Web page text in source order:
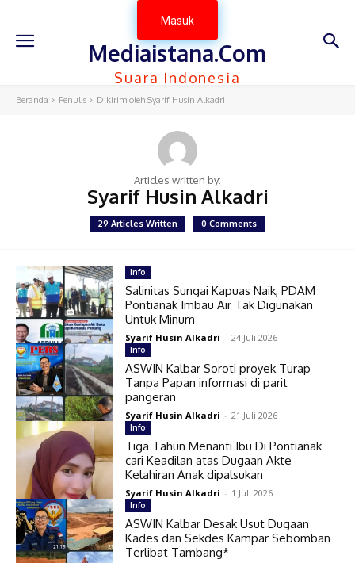
Masuk
Mediaistana.Com
Suara Indonesia
Beranda Penulis Dikirim oleh Syarif Husin Alkadri
Articles written by:
Syarif Husin Alkadri
29 Articles Written 0 Comments
Info
Salinitas Sungai Kapuas Naik, PDAM
Pontianak Imbau Air Tak Digunakan
Untuk Minum
Syarif Husin Alkadri - 24 Juli 2026
Info
ASWIN Kalbar Soroti proyek Turap
Tanpa Papan informasi di parit
pangeran
Syarif Husin Alkadri - 21 Juli 2026
Info
Tiga Tahun Menanti Ibu Di Pontianak
cari Keadilan atas Dugaan Akte
Kelahiran Anak dipalsukan
Syarif Husin Alkadri - 1 Juli 2026
Info
ASWIN Kalbar Desak Usut Dugaan
Kades dan Sekdes Kampar Sebomban
Terlibat Tambang*